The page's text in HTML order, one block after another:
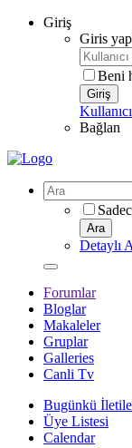
Giriş
Giris
Beni
Giriş
Bağlan
Ara
Detaylı
Forumlar
Bloglar
Makaleler
Gruplar
Galleries
Canli Tv
Bugünkü
Üye Listesi
Calendar